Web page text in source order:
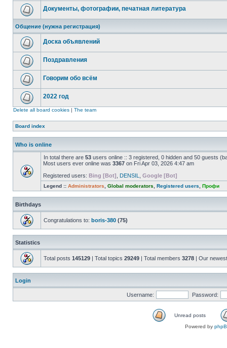
Документы, фотографии, печатная литература
Общение (нужна регистрация)
Доска объявлений
Поздравления
Говорим обо всём
2022 год
Delete all board cookies | The team
Board index
Who is online
In total there are 53 users online :: 3 registered, 0 hidden and 50 guests
Most users ever online was 3367 on Fri Apr 03, 2026 4:47 am
Registered users: Bing [Bot] DENSIL Google [Bot]
Legend :: Administrators Global moderators Registered users Профи
Birthdays
Congratulations to: boris-380 (75)
Statistics
Total posts 145129 | Total topics 29249 | Total members 3278 | Our
Login
Username: Password:
Unread posts
Powered by